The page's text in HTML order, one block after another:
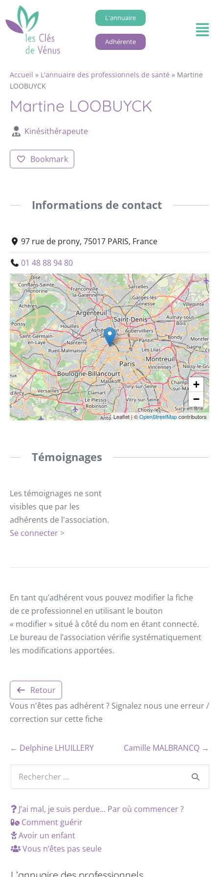
L'annuaire
Adhérente
Accueil » L'annuaire des professionnels de santé » Martine
LOOBUYCK
Martine LOOBUYCK
Kinésithérapeute
Bookmark
Informations de contact
97 rue de prony, 75017 PARIS, France
01 48 88 94 80
+
−
Leaflet|©OpenStreetMapcontributors
Témoignages
Les témoignages ne sont
visibles que par les
adhérents de l'association.
Se connecter >
En tant qu’adhérent vous pouvez modifier la fiche
de ce professionnel en utilisant le bouton
« modifier » situé à côté du nom en étant connecté.
Le bureau de l’association vérifie systématiquement
les modifications apportées.
Retour
Vous n'êtes pas adhérent ? Signalez nous une erreur /
correction sur cette fiche
← Delphine LHUILLERY Camille MALBRANCQ →
J’ai mal, je suis perdue… Par où commencer ?
Comment guérir
Avoir un enfant
Vous n’êtes pas seule